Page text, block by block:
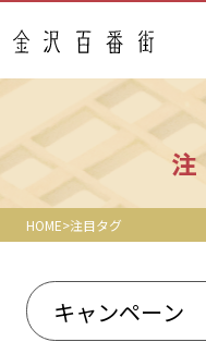
フロアガイド
あんと
Rinto
あんと西
HOME 注目タグ